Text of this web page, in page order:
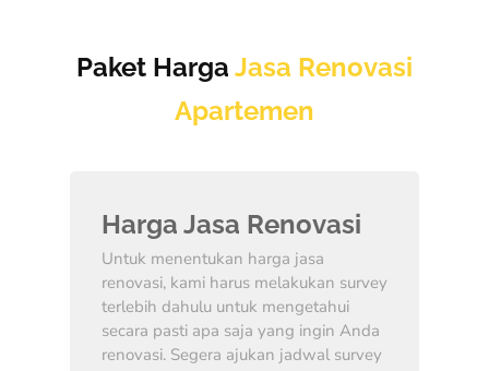
Paket Harga Jasa Renovasi
Apartemen
Harga Jasa Renovasi
Untuk menentukan harga jasa
renovasi, kami harus melakukan survey
terlebih dahulu untuk mengetahui
secara pasti apa saja yang ingin Anda
renovasi. Segera ajukan jadwal survey